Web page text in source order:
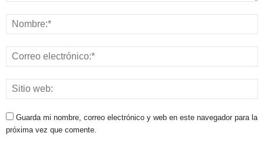
Guarda mi nombre, correo electrónico y web en este navegador para la
próxima vez que comente.